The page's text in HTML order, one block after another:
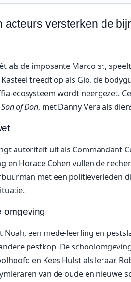
acteurs versterken de
als de imposante Marco sr.,
treedt op als Gio, de
ecosysteem wordt neergezet.
Son of Don, met Danny Vera als
autoriteit uit als Commandant
en Horace Cohen vullen de
met een politieverleden
omgeving
Noah, een mede-leerling en
pestkop. De
en Kees Hulst als leraar.
van de oude en nieuwe